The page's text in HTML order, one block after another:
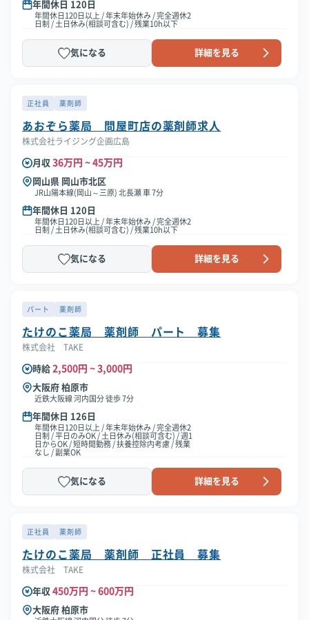
年間休日 120日
年間休日120日以上 / 年末年始休み / 完全週休2
日制 / 土日休み(相談可含む) / 残業10h以下
気になる 詳細を見る
正社員 薬剤師
あおぞら薬局 問屋町店の薬剤師求人
株式会社ライジング企画広島
月収 36万円 ~ 45万円
岡山県 岡山市北区
JR山陽本線(岡山～三原) 北長瀬 車 7分
年間休日 120日
年間休日120日以上 / 年末年始休み / 完全週休2
日制 / 土日休み(相談可含む) / 残業10h以下
気になる 詳細を見る
パート 薬剤師
たけのこ薬局 薬剤師 パート 募集
株式会社 TAKE
時給 2,500円 ~ 3,000円
大阪府 柏原市
近鉄大阪線 河内国分 徒歩 7分
年間休日 126日
年間休日120日以上 / 年末年始休み / 完全週休2
日制 / 平日のみOK / 土日休み(相談可含む) / 週1
日からOK / 短時間勤務 / 扶養控除内考慮 / 残業
なし / 副業OK
気になる 詳細を見る
正社員 薬剤師
たけのこ薬局 薬剤師 正社員 募集
株式会社 TAKE
年収 450万円 ~ 600万円
大阪府 柏原市